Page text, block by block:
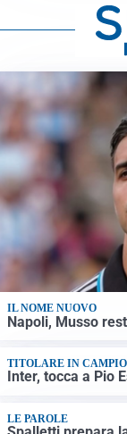
IL NOME NUOVO
Napoli, Musso
TITOLARE IN
Inter, tocca a Pio
LE PAROLE